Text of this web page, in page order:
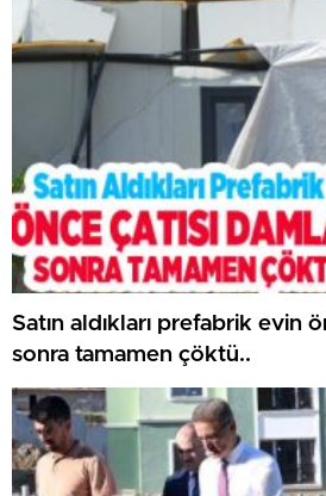
Satın aldıkları prefabrik evin
sonra tamamen çöktü..